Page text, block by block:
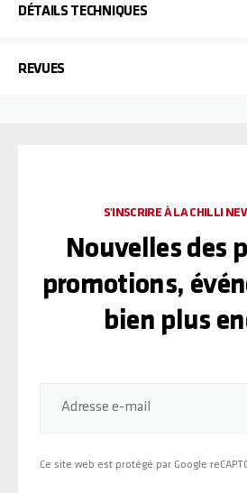
DÉTAILS TECHNIQUES
REVUES
Adresse e-mail
Ce site web est protégé par Google
S'INSCRIRE À LA CHILLI
Nouvelles des
promotions,
bien plus